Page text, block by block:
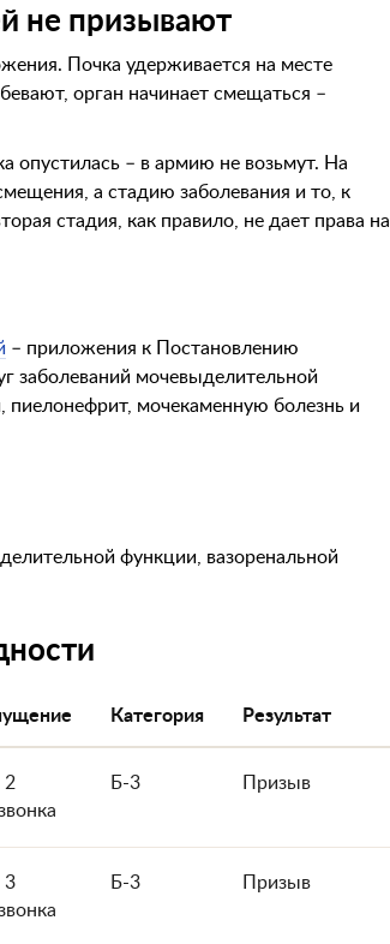
не призывают
Почка удерживается на месте
орган начинает смещаться –
опустилась – в армию не возьмут. На
а стадию заболевания и то, к
стадия, как правило, не дает права на
– приложения к Постановлению
заболеваний мочевыделительной
мочекаменную болезнь и
функции, вазоренальной
Категория Результат
2
Б-3 Призыв
3
Б-3 Призыв